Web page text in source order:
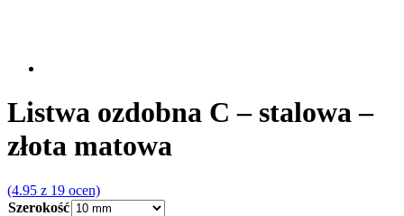
Listwa ozdobna C – stalowa –
złota matowa
(4.95 z 19 ocen)
Szerokość